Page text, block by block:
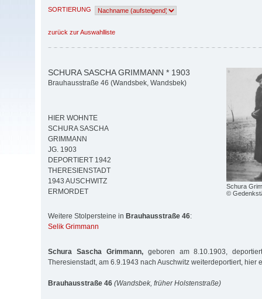
SORTIERUNG
zurück zur Auswahlliste
Schura
©
SCHURA SASCHA GRIMMANN * 1903
Brauhausstraße 46 (Wandsbek, Wandsbek)
HIER WOHNTE
SCHURA SASCHA
GRIMMANN
JG. 1903
DEPORTIERT 1942
THERESIENSTADT
1943 AUSCHWITZ
ERMORDET
Weitere Stolpersteine in Brauhausstraße 46:
Selik Grimmann
Schura Sascha Grimmann,geboren am 8.10.1903,
Theresienstadt, am 6.9.1943 nach Auschwitz weiterdeportiert, hier
Brauhausstraße 46 (Wandsbek, früher Holstenstraße)